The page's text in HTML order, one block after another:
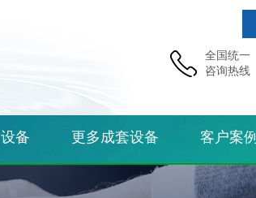
全国统一
咨询热线
备 更多成套设备 客户案例